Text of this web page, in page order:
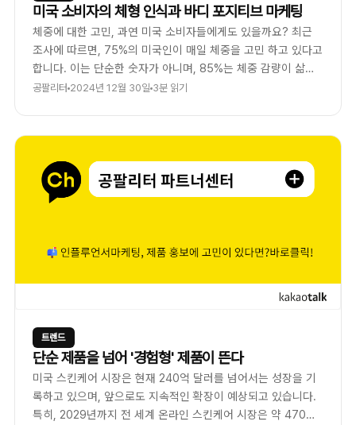
미국 소비자의 체형 인식과 바디 포지티브 마케팅
체중에 대한 고민, 과연 미국 소비자들에게도 있을까요? 최근
조사에 따르면, 75%의 미국인이 매일 체중을 고민 하고 있다고
합니다. 이는 단순한 숫자가 아니며, 85%는 체중 감량이 삶을
바꾸는데 큰 영향을 끼칠것이라고 믿고 있습니다.
공팔리터 2024년 12월 30일 3분 읽기
트렌드
단순 제품을 넘어 '경험형' 제품이 뜬다
미국 스킨케어 시장은 현재 240억 달러를 넘어서는 성장을 기
록하고 있으며, 앞으로도 지속적인 확장이 예상되고 있습니다.
특히, 2029년까지 전 세계 온라인 스킨케어 시장은 약 470억